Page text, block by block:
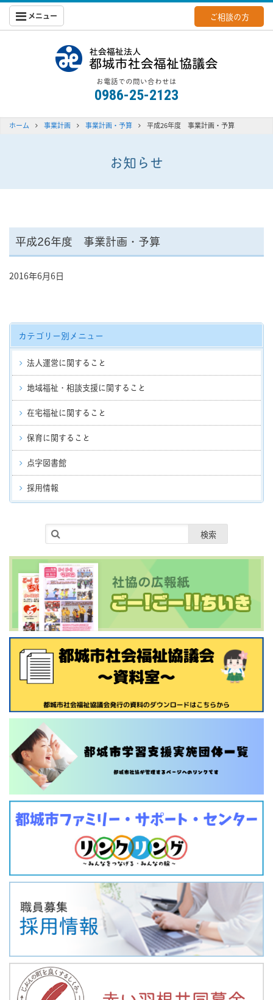
メニュー ご相談の方
お電話での問い合わせは
0986-25-2123
ホーム 事業計画 事業計画・予算 平成26年度 事業計画・予算
お知らせ
平成26年度 事業計画・予算
2016年6月6日
カテゴリー別メニュー
法人運営に関すること
地域福祉・相談支援に関すること
在宅福祉に関すること
保育に関すること
点字図書館
採用情報